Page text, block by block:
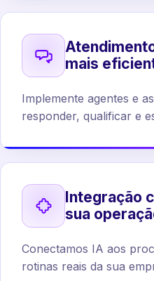
mais
Implemente agentes e
responder, qualificar e
Integração
sua
Conectamos IA aos
rotinas reais da sua